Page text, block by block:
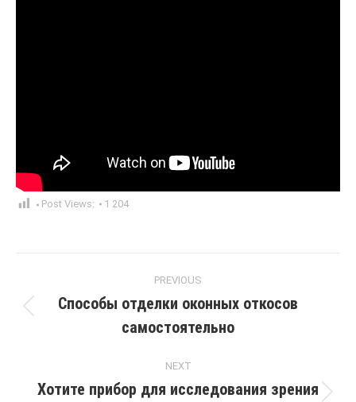
Post Views: 1 204
navigation
PREVIOUS
post:
Способы отделки оконных откосов
самостоятельно
NEXT
Хотите прибор для исследования зрения